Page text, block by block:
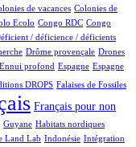
de vacances Colonies de
Ecolo Congo RDC Congo
/ déficience / déficients
Drôme provençale Drones
Ennui profond Espagne Espagne
DROPS Falaises de Fossiles
Français pour non
Guyane Habitats nordiques
Land Lab Indonésie Intégration